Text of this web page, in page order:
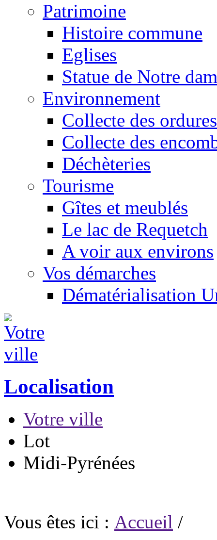
Patrimoine
Histoire commune
Eglises
Statue de Notre
Environnement
Collecte des ordures
Collecte des
Déchèteries
Tourisme
Gîtes et meublés
Le lac de Requetch
A voir aux environs
Vos démarches
Dématérialisation
Localisation
Votre ville
Lot
Midi-Pyrénées
Vous êtes ici : Accueil /